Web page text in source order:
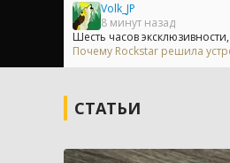
Volk_JP
8 минут назад
Шесть часов
Почему Rockstar решила
СТАТЬИ